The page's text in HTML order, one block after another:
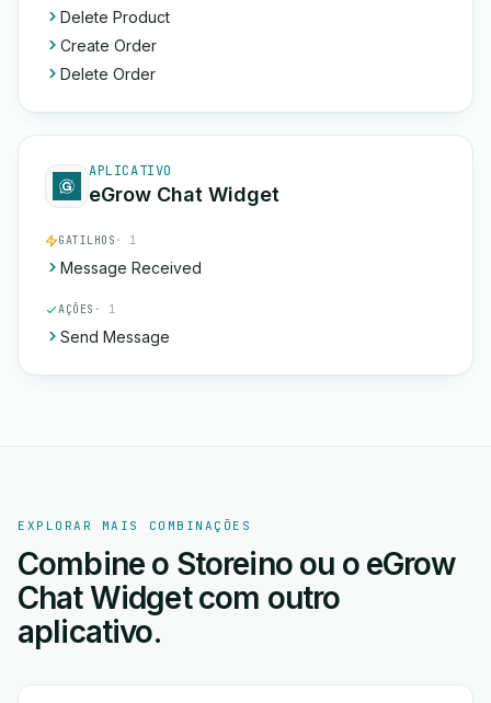
Delete Product
Create Order
Delete Order
APLICATIVO
eGrow Chat Widget
GATILHOS · 1
Message Received
AÇÕES · 1
Send Message
EXPLORAR MAIS COMBINAÇÕES
Combine o Storeino ou o eGrow
Chat Widget com outro
aplicativo.